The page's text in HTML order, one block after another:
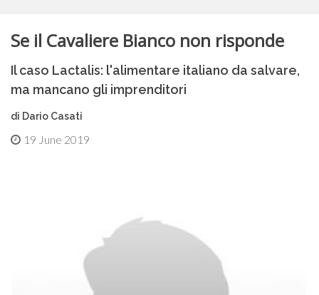
Se il Cavaliere Bianco non risponde
Il caso Lactalis: l'alimentare italiano da salvare,
ma mancano gli imprenditori
di Dario Casati
19 June 2019